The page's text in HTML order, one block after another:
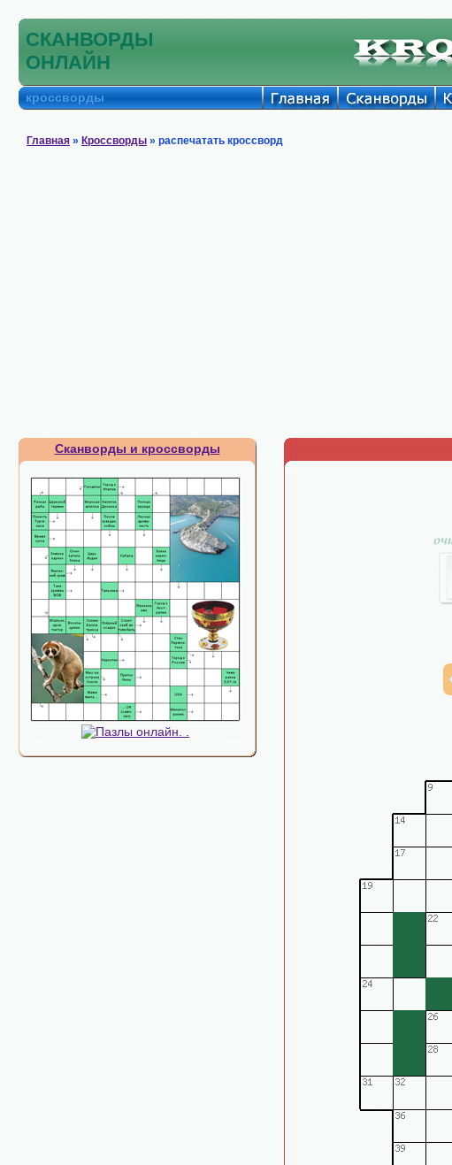
СКАНВОРДЫ
ОНЛАЙН
кроссворды
Главная » Кроссворды » распечатать кроссворд
Сканворды и кроссворды